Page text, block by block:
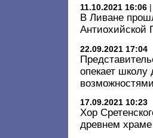
11.10.2021 16:06
В Ливане
Антиохийской
22.09.2021 17:04
опекает школу
17.09.2021 10:23
Хор
древнем